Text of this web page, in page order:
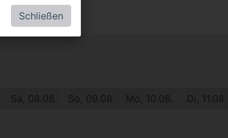
Sa, 08.08. So, 09.08. Mo, 10.08. Di, 11.08.
Schließen